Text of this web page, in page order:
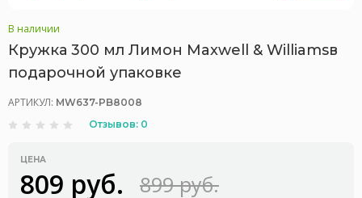
В наличии
Кружка 300 мл Лимон Maxwell & Williamsв
подарочной упаковке
АРТИКУЛ: MW637-PB8008
Отзывов: 0
ЦЕНА
809 руб. 899 руб.